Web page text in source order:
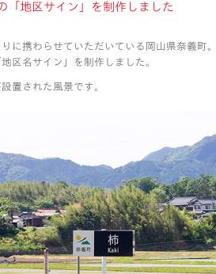
「地区サイン」を制作しました
りに携わらせていただいている岡山県奈義町
区名サイン」を制作しました。
置された風景です。